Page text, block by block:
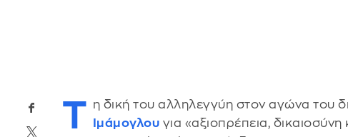
Τ η δική του αλληλεγγύη στον αγώνα του
Ιμάμογλου για «αξιοπρέπεια,